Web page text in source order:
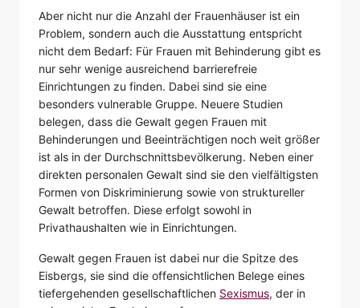
Aber nicht nur die Anzahl der Frauenhäuser ist ein
Problem, sondern auch die Ausstattung entspricht
nicht dem Bedarf: Für Frauen mit Behinderung gibt es
nur sehr wenige ausreichend barrierefreie
Einrichtungen zu finden. Dabei sind sie eine
besonders vulnerable Gruppe. Neuere Studien
belegen, dass die Gewalt gegen Frauen mit
Behinderungen und Beeinträchtigen noch weit größer
ist als in der Durchschnittsbevölkerung. Neben einer
direkten personalen Gewalt sind sie den vielfältigsten
Formen von Diskriminierung sowie von struktureller
Gewalt betroffen. Diese erfolgt sowohl in
Privathaushalten wie in Einrichtungen.
Gewalt gegen Frauen ist dabei nur die Spitze des
Eisbergs, sie sind die offensichtlichen Belege eines
tiefergehenden gesellschaftlichen Sexismus, der in